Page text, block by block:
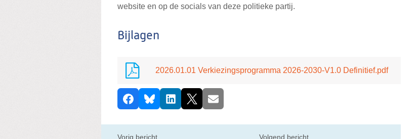
website en op de socials van deze politieke partij.
Bijlagen
2026.01.01 Verkiezingsprogramma 2026-2030-V1.0 Definitief.pdf
D
e
e
l
FacebookBlueskyLinkedIn
X E-mail
Vorig bericht Volgend bericht